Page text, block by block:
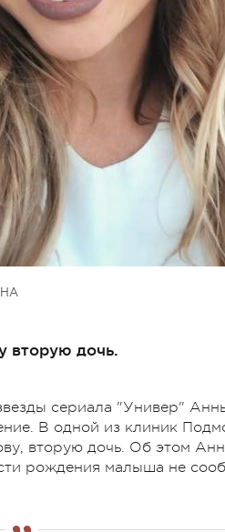
вторую дочь.
сериала "Универ"
В одной из клиник
вторую дочь. Об этом
рождения малыша не